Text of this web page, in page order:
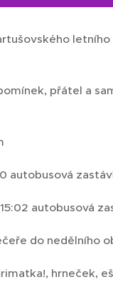
přátel a
autobusová
autobusová
do nedělního
hrneček,